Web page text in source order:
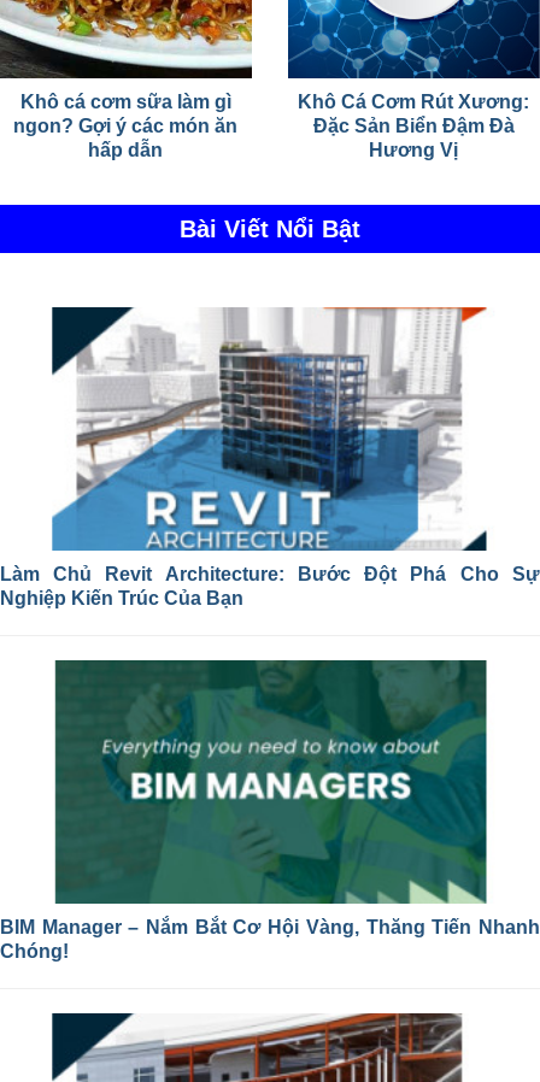
Khô cá cơm sữa làm gì
ngon? Gợi ý các món ăn
hấp dẫn
Khô Cá Cơm Rút Xương:
Đặc Sản Biển Đậm Đà
Hương Vị
Bài Viết Nổi Bật
Làm Chủ Revit Architecture: Bước Đột Phá Cho Sự
Nghiệp Kiến Trúc Của Bạn
BIM Manager – Nắm Bắt Cơ Hội Vàng, Thăng Tiến Nhanh
Chóng!